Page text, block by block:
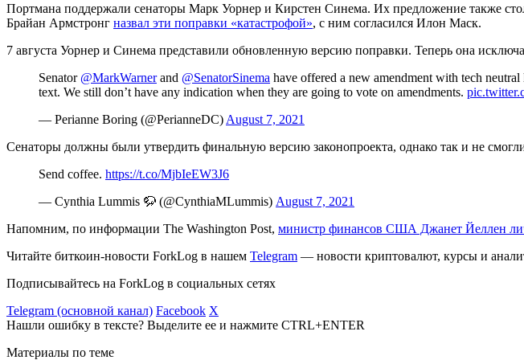
Портмана поддержали сенаторы Марк Уорнер и Кирстен Синема. Их предложение также
Брайан Армстронг назвал эти поправки «катастрофой», с ним согласился Илон Маск.
7 августа Уорнер и Синема представили обновленную версию поправки. Теперь она
Senator @MarkWarnerand @SenatorSinema have offered a new amendment with tech
text. We still don’t have any indication when they are going to vote on amendments.
— Perianne Boring (@PerianneDC) August 7, 2021
Сенаторы должны были утвердить финальную версию законопроекта, однако так и не
Send coffee. https://t.co/MjbIeEW3J6
— Cynthia Lummis 🦬 (@CynthiaMLummis) August 7, 2021
Напомним, по информации The Washington Post, министр финансов США Джанет Йеллен
Читайте биткоин-новости ForkLog в нашем Telegram — новости криптовалют, курсы и
Подписывайтесь на ForkLog в социальных сетях
Telegram (основной канал) Facebook X
Нашли ошибку в тексте? Выделите ее и нажмите CTRL+ENTER
Материалы по теме